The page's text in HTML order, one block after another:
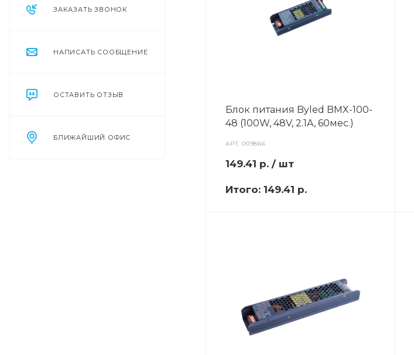
ЗАКАЗАТЬ ЗВОНОК
НАПИСАТЬ СООБЩЕНИЕ
ОСТАВИТЬ ОТЗЫВ
БЛИЖАЙШИЙ ОФИС
Блок питания Byled BMX-100-
48 (100W, 48V, 2.1A, 60мес.)
АРТ.009866
149.41 р. / шт
Итого: 149.41 р.